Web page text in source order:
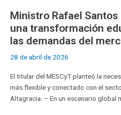
Ministro Rafael Santos
una transformación
las demandas del
28 de abril de 2026
El titular del MESCyT planteó la
más flexible y conectado con el
Altagracia. – En un escenario global